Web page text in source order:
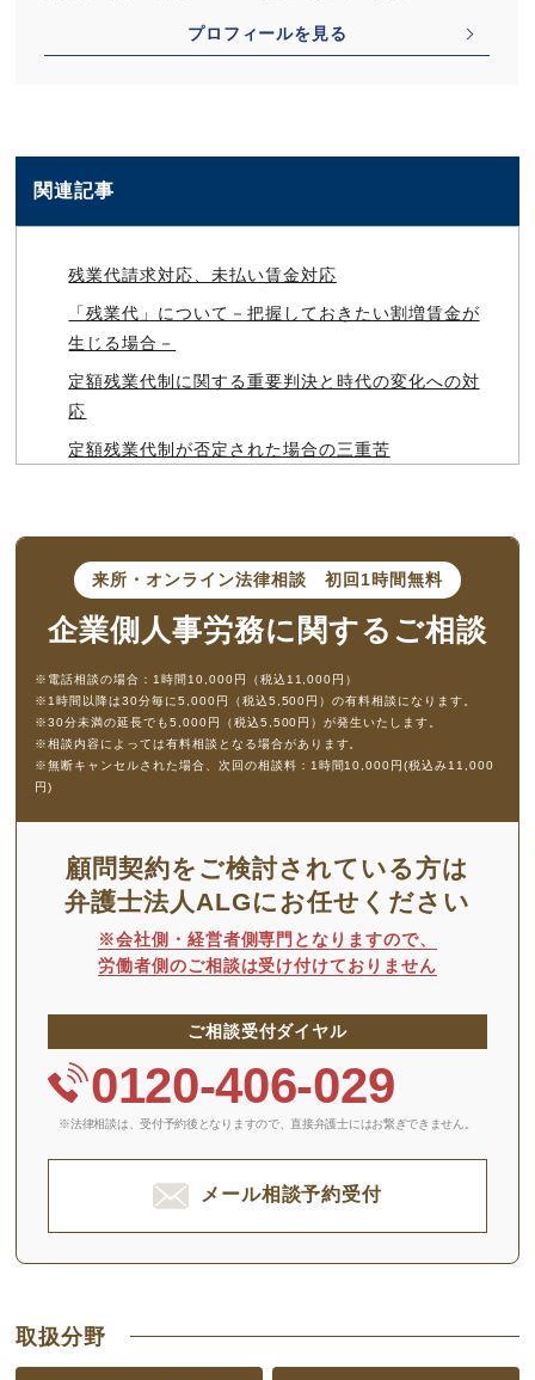
プロフィールを見る
関連記事
残業代請求対応、未払い賃金対応
「残業代」について－把握しておきたい割増賃金が
生じる場合－
定額残業代制に関する重要判決と時代の変化への対
応
定額残業代制が否定された場合の三重苦
管理職と残業代請求－管理監督者とは
残業時間の立証－使用者による労働時間の適正把握
残業許可制でダラダラ残業を防ぐ！
来所・オンライン法律相談 初回1時間無料
企業側人事労務に 関するご相談
※電話相談の場合：1時間10,000円（税込11,000円）
※1時間以降は30分毎に5,000円（税込5,500円）の有料相談になります。
※30分未満の延長でも5,000円（税込5,500円）が発生いたします。
※相談内容によっては有料相談となる場合があります。
※無断キャンセルされた場合、次回の相談料：1時間10,000円(税込み11,000
円)
顧問契約をご検討されている方は
弁護士法人ALGにお任せください
※会社側・経営者側専門となりますので、
労働者側のご相談は受け付けておりません
ご相談受付ダイヤル
0120-406-029
※法律相談は、受付予約後となりますので、 直接弁護士にはお繋ぎできません。
メール相談予約受付
取扱分野